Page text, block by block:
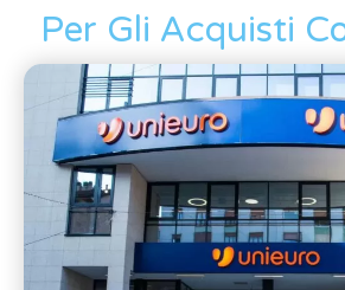
Per Gli Acquisti